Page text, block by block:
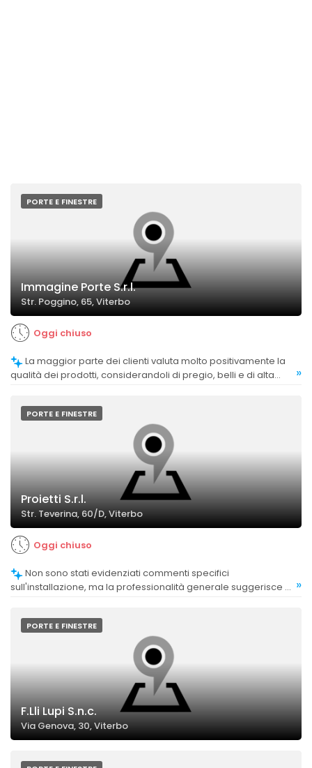
PORTE E FINESTRE
Immagine Porte S.r.l.
Str. Poggino, 65, Viterbo
Oggi chiuso
qualità dei prodotti, considerandoli di pregio, belli e di alta
»
PORTE E FINESTRE
Proietti S.r.l.
Str. Teverina, 60/D, Viterbo
Oggi chiuso
sull'installazione, ma la professionalità generale suggerisce un
disponibile e competente.
»
PORTE E FINESTRE
F.Lli Lupi S.n.c.
Via Genova, 30, Viterbo